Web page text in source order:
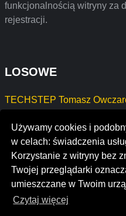
Używamy cookies i
w celach: świadczenia
Korzystanie z witryny bez
Twojej przeglądarki
umieszczane w Twoim
Czytaj więcej
funkcjonalnością witryny za
rejestracji.
LOSOWE
TECHSTEP Tomasz
base educational services
saffire blue inc.
georezo
visualpanda